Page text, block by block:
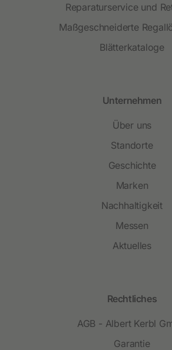
Reparaturservice und
Maßgeschneiderte
Blätterkataloge
Unternehmen
Über uns
Standorte
Geschichte
Marken
Nachhaltigkeit
Messen
Aktuelles
Rechtliches
AGB - Albert Kerbl
Garantie